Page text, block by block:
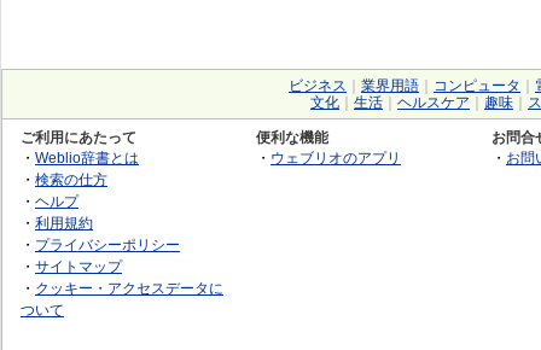
ビジネス 業界用語 コンピュータ
文化
生活 ヘルスケア 趣味
ご利用にあたって
・ Weblio辞書とは
・ 検索の仕方
・ ヘルプ
・ 利用規約
・ プライバシーポリシー
・ サイトマップ
・ クッキー・アクセスデータに
ついて
便利な機能
・ ウェブリオのアプリ
お問合
・ お問